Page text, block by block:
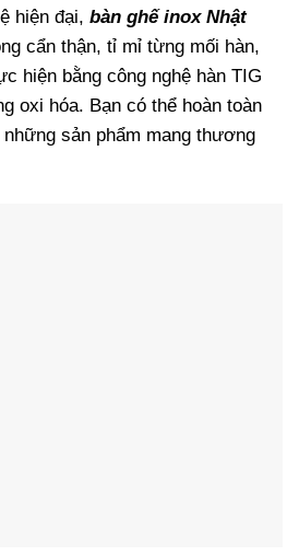
hiện đại, bàn ghế inox Nhật
cẩn thận, tỉ mỉ từng mối hàn,
hiện bằng công nghệ hàn TIG
oxi hóa. Bạn có thể hoàn toàn
sản phẩm mang thương